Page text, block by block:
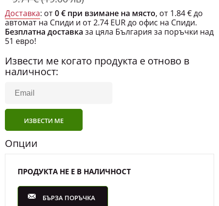
Доставка : от 0 € при взимане на място
автомат на Спиди и от 2.74 EUR до офис на Спиди.
Безплатна доставка за цяла България за поръчки над
51 евро!
наличност: